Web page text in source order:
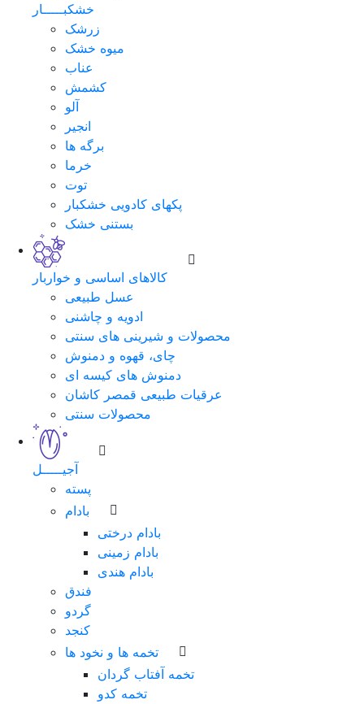
خشکبـــــار
زرشک
میوه خشک
عناب
کشمش
آلو
انجیر
برگه ها
خرما
توت
پکهای کادویی خشکبار
بستنی خشک
کالاهای اساسی و خواربار
عسل طبیعی
ادویه و چاشنی
محصولات و شیرینی های سنتی
چای، قهوه و دمنوش
دمنوش های کیسه ای
عرقیات طبیعی قمصر کاشان
محصولات سنتی
آجیـــــل
پسته
بادام
بادام درختی
بادام زمینی
بادام هندی
فندق
گردو
کنجد
تخمه ها و نخود ها
تخمه آفتاب گردان
تخمه کدو